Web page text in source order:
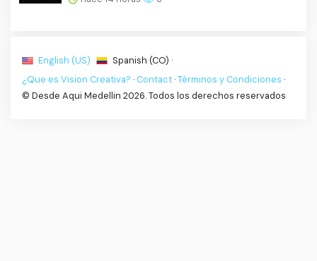
English (US) ·
Spanish (CO) ·
¿Que es Vision Creativa? · Contact ·Términos y Condiciones ·
© Desde Aqui Medellin 2026. Todos los derechos reservados